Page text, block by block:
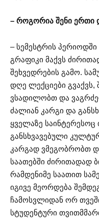
– როგორია შენი ერთი
– სემესტრის
გრაფიკი მაქვს
შეხვედრების გამო.
დღე ლექციები გვაქვს,
ვსადილობთ და
ძალიან კარგი და
ყველაზე საინტერესოც
განსხვავებული
კარგად ვმეგობრობთ
საათებში ძირითადად
რამდენიმე საათით
იგივე მეორდება
ჩამოსვლიდან ორ
სტუდენტური